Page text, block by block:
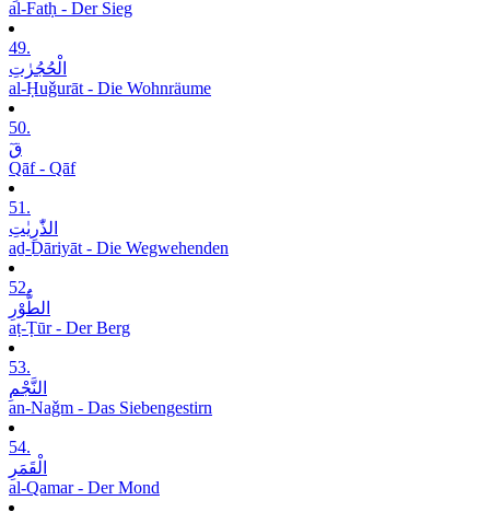
al-Fatḥ - Der Sieg
49.
الْحُجُرٰتِ
al-Ḥuǧurāt - Die Wohnräume
50.
قٓ
Qāf - Qāf
51.
الذّٰرِیٰتِ
aḏ-Ḏāriyāt - Die Wegwehenden
52.
الطُّوْرِ
aṭ-Ṭūr - Der Berg
53.
النَّجْمِ
an-Naǧm - Das Siebengestirn
54.
الْقَمَرِ
al-Qamar - Der Mond